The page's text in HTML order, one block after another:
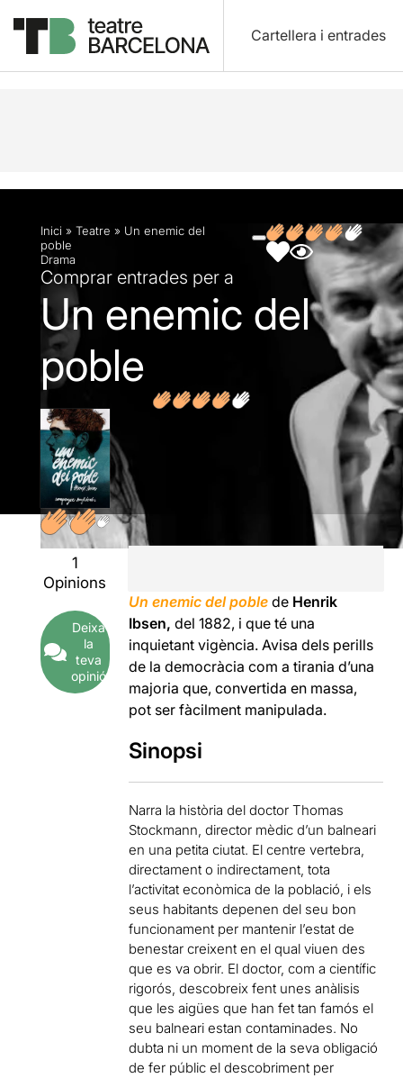
Cartellera i entrades
Descripció Fitxa artística Fotos i vídeos
Inici » Teatre » Un enemic del
poble
Drama
Comprar entrades per a
Un enemic del
poble
1
Opinions
Deixa
la
teva
opinió
Un enemic del poble de Henrik
Ibsen,del 1882, i que té una
inquietant vigència. Avisa dels perills
de la democràcia com a tirania d’una
majoria que, convertida en massa,
pot ser fàcilment manipulada.
Sinopsi
Narra la història del doctor Thomas
Stockmann, director mèdic d’un balneari
en una petita ciutat. El centre vertebra,
directament o indirectament, tota
l’activitat econòmica de la població, i els
seus habitants depenen del seu bon
funcionament per mantenir l’estat de
benestar creixent en el qual viuen des
que es va obrir. El doctor, com a científic
rigorós, descobreix fent unes anàlisis
que les aigües que han fet tan famós el
seu balneari estan contaminades. No
dubta ni un moment de la seva obligació
de fer públic el descobriment per